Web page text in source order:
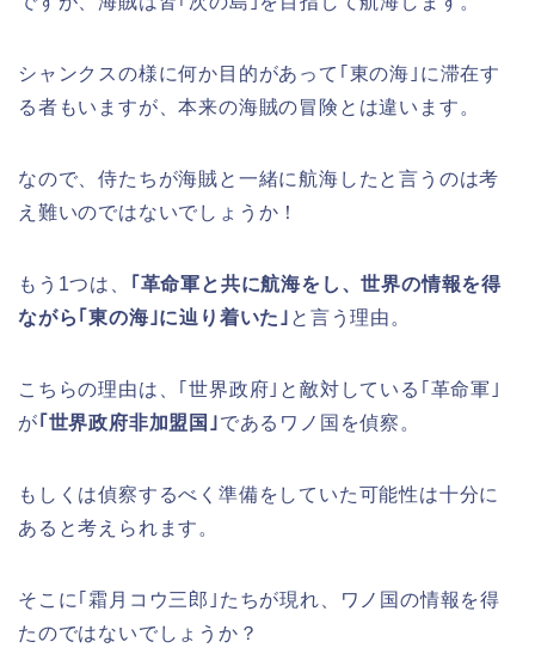
シャンクスの様に何か目的があって｢東の海｣に滞在す
る者もいますが、本来の海賊の冒険とは違います。
なので、侍たちが海賊と一緒に航海したと言うのは考
え難いのではないでしょうか！
もう1つは、
｢革命軍と共に航海をし、世界の情報を得
ながら｢東の海｣に辿り着いた｣ と言う理由。
こちらの理由は、｢世界政府｣と敵対している｢革命軍｣
が｢世界政府非加盟国｣ であるワノ国を偵察。
もしくは偵察するべく準備をしていた可能性は十分に
あると考えられます。
そこに｢霜月コウ三郎｣たちが現れ、ワノ国の情報を得
たのではないでしょうか？